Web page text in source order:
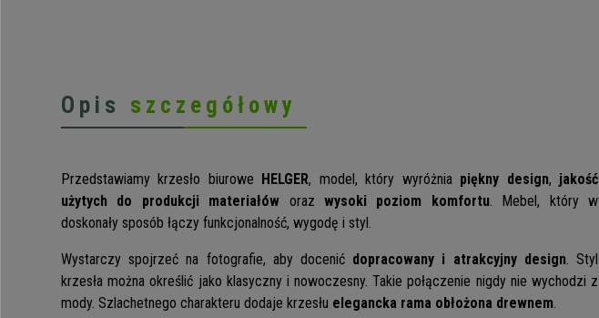
Opis szczegółowy
Przedstawiamy krzesło biurowe HELGER, model, który wyróżnia piękny design, jakość
użytych do produkcji materiałów orazwysoki poziom komfortu. Mebel, który w
doskonały sposób łączy funkcjonalność, wygodę i styl.
Wystarczy spojrzeć na fotografie, aby docenić dopracowany i atrakcyjny design. Styl
krzesła można określić jako klasyczny i nowoczesny. Takie połączenie nigdy nie wychodzi z
mody. Szlachetnego charakteru dodaje krzesłu elegancka rama obłożona drewnem.